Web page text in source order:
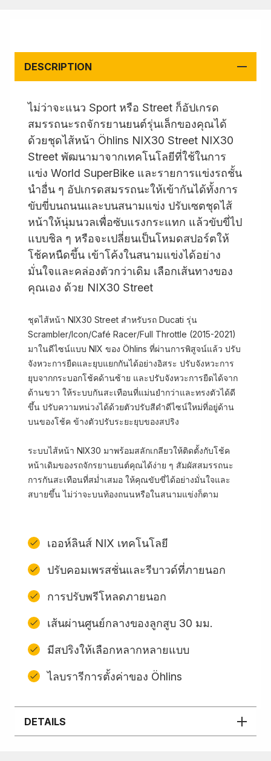
DESCRIPTION
ไม่ว่าจะแนว Sport หรือ Street ก็อัปเกรด
สมรรถนะรถจักรยานยนต์รุ่นเล็กของคุณได้
ด้วยชุดไส้หน้า Öhlins NIX30 Street NIX30
Street พัฒนามาจากเทคโนโลยีที่ใช้ในการ
แข่ง World SuperBike และรายการแข่งรถชั้น
นำอื่น ๆ อัปเกรดสมรรถนะให้เข้ากันได้ทั้งการ
ขับขี่บนถนนและบนสนามแข่ง ปรับเซตชุดไส้
หน้าให้นุ่มนวลเพื่อซับแรงกระแทก แล้วขับขี่ไป
แบบชิล ๆ หรือจะเปลี่ยนเป็นโหมดสปอร์ตให้
โช้คหนืดขึ้น เข้าโค้งในสนามแข่งได้อย่าง
มั่นใจและคล่องตัวกว่าเดิม เลือกเส้นทางของ
คุณเอง ด้วย NIX30 Street
ชุดไส้หน้า NIX30 Street สำหรับรถ Ducati รุ่น
Scrambler/Icon/Café Racer/Full Throttle (2015-2021)
มาในดีไซน์แบบ NIX ของ Öhlins ที่ผ่านการพิสูจน์แล้ว ปรับ
จังหวะการยืดและยุบแยกกันได้อย่างอิสระ ปรับจังหวะการ
ยุบจากกระบอกโช้คด้านซ้าย และปรับจังหวะการยืดได้จาก
ด้านขวา ให้ระบบกันสะเทือนที่แม่นยำกว่าและทรงตัวได้ดี
ขึ้น ปรับความหน่วงได้ด้วยตัวปรับสีดำดีไซน์ใหม่ที่อยู่ด้าน
บนของโช้ค ข้างตัวปรับระยะยุบของสปริง
ระบบไส้หน้า NIX30 มาพร้อมสลักเกลียวให้ติดตั้งกับโช้ค
หน้าเดิมของรถจักรยานยนต์คุณได้ง่าย ๆ สัมผัสสมรรถนะ
การกันสะเทือนที่สม่ำเสมอ ให้คุณขับขี่ได้อย่างมั่นใจและ
สบายขึ้น ไม่ว่าจะบนท้องถนนหรือในสนามแข่งก็ตาม
เออห์ลินส์ NIX เทคโนโลยี
ปรับคอมเพรสชั่นและรีบาวด์ที่ภายนอก
การปรับพรีโหลดภายนอก
เส้นผ่านศูนย์กลางของลูกสูบ 30 มม.
มีสปริงให้เลือกหลากหลายแบบ
ไลบรารีการตั้งค่าของ Öhlins
DETAILS